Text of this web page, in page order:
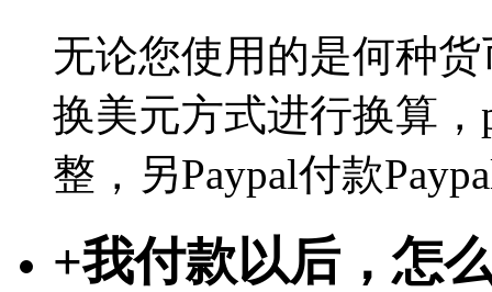
无论您使用的是何种
换美元方式进行换算
整，另Paypal付款
+我付款以后，怎